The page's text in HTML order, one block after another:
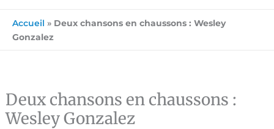
Accueil » Deux chansons en chaussons : Wesley
Gonzalez
Deux chansons en chaussons :
Wesley Gonzalez